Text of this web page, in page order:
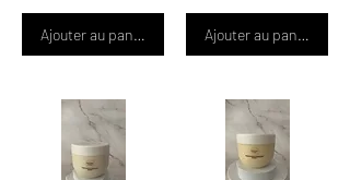
Ajouter au panier Ajouter au panier